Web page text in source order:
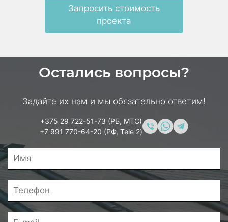
Запросить стоимость
проекта
Остались вопросы?
Задайте их нам и мы обязательно ответим!
+375 29 722-51-73 (РБ, МТС)
+7 991 770-64-20 (РФ, Tele 2)